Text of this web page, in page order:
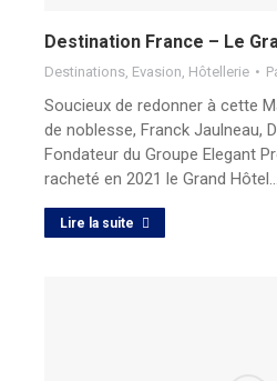
Destination France – Le
Destinations, Evasion, Hôtellerie
Soucieux de redonner à cette
de noblesse, Franck Jaulneau,
Fondateur du Groupe Elegant
racheté en 2021 le Grand Hôtel…
Lire la suite